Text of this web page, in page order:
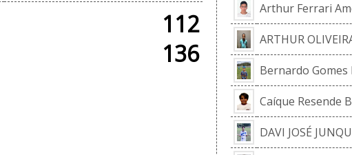
112
136
Arthur Ferrari
ARTHUR
Bernardo Gomes
Caíque Resende
DAVI JOSÉ